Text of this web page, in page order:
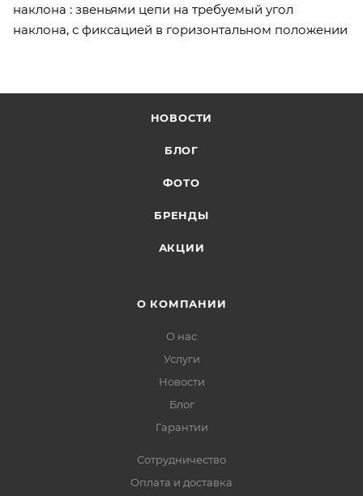
наклона : звеньями цепи на требуемый угол
наклона, с фиксацией в горизонтальном положении
НОВОСТИ
БЛОГ
ФОТО
БРЕНДЫ
АКЦИИ
О КОМПАНИИ
О нас
Услуги
Новости
Блог
Гарантии
Сотрудничество
Оплата и доставка